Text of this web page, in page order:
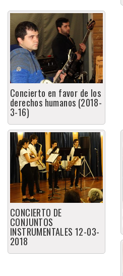
Concierto en favor de los
derechos humanos (2018-
3-16)
CONCIERTO DE
CONJUNTOS
INSTRUMENTALES 12-03-
2018